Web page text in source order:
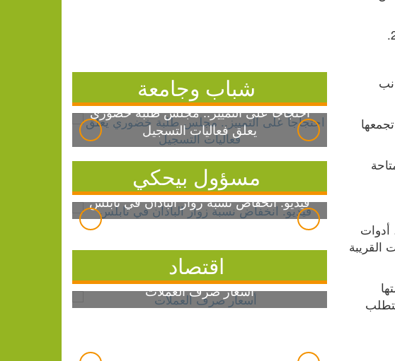
شباب وجامعة
احتجاجاً على التمييز.. مجلس طلبة خضوري
يعلق فعاليات التسجيل
مسؤول بيحكي
فيديو: انخفاض نسبة زوار الباذان في نابلس
اقتصاد
أسعار صرف العملات